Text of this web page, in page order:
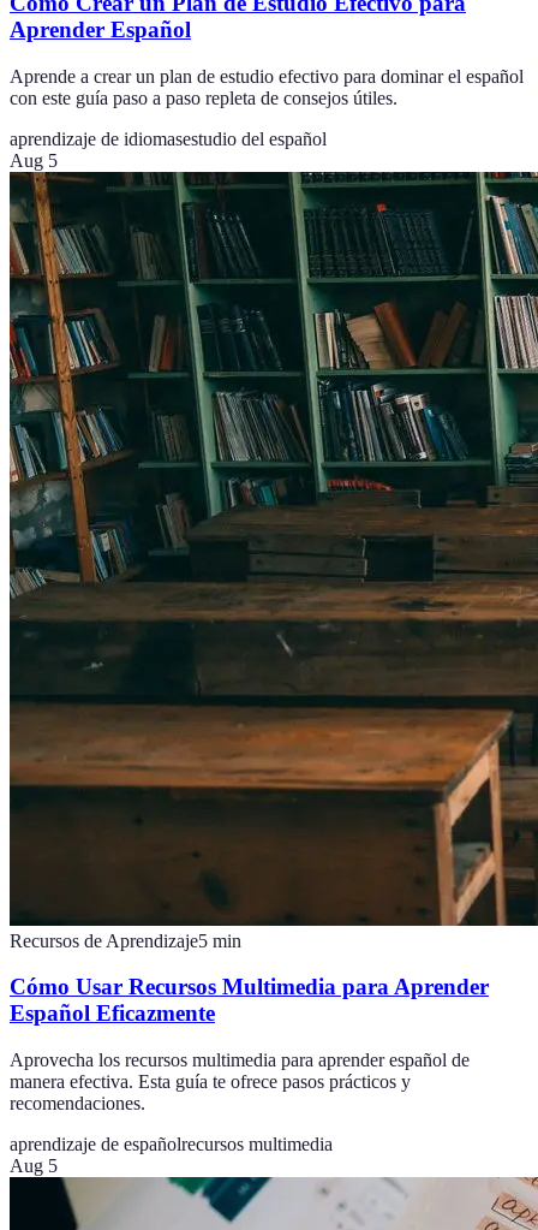
Aprender Español
Aprende a crear un plan de estudio efectivo para dominar el español
con este guía paso a paso repleta de consejos útiles.
aprendizaje de idiomasestudio del español
Aug 5
Recursos de Aprendizaje5 min
Cómo Usar Recursos Multimedia para Aprender
Español Eficazmente
Aprovecha los recursos multimedia para aprender español de
manera efectiva. Esta guía te ofrece pasos prácticos y
recomendaciones.
aprendizaje de españolrecursos multimedia
Aug 5